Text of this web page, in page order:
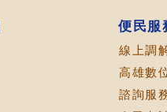
便民服
線上調
高雄數
諮詢服